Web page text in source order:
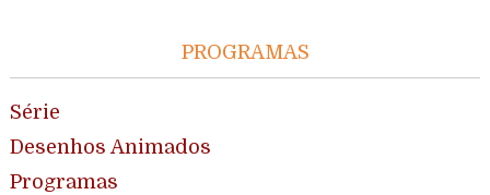
PROGRAMAS
Série
Desenhos Animados
Programas